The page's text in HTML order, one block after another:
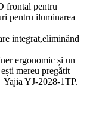
frontal pentru
pentru iluminarea
integrat,eliminând
ergonomic și un
mereu pregătit
Yajia YJ-2028-1TP.